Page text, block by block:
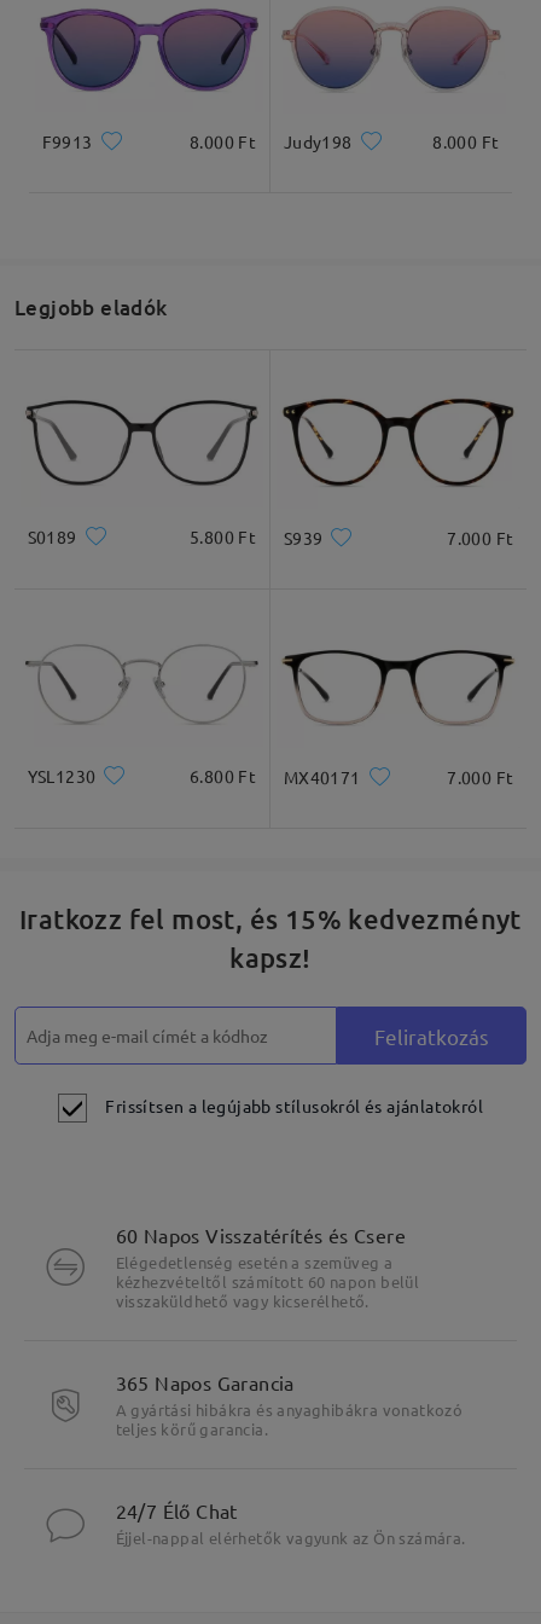
F9913 8.000 Ft Judy198 8.000 Ft
Legjobb eladók
S0189 5.800 Ft S939 7.000 Ft
YSL1230 6.800 Ft MX40171 7.000 Ft
Iratkozz fel most, és 15% kedvezményt
kapsz!
Feliratkozás
Frissítsen a legújabb stílusokról és ajánlatokról
60 Napos Visszatérítés és Csere
Elégedetlenség esetén a szemüveg a
kézhezvételtől számított 60 napon belül
visszaküldhető vagy kicserélhető.
365 Napos Garancia
A gyártási hibákra és anyaghibákra vonatkozó
teljes körű garancia.
24/7 Élő Chat
Éjjel-nappal elérhetők vagyunk az Ön számára.